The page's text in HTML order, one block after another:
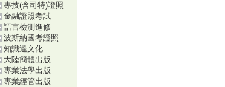
專技(含司特)證照
金融證照考試
語言檢測進修
波斯納國考證照
知識達文化
大陸簡體出版
專業法學出版
專業經管出版